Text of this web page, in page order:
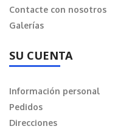
Contacte con nosotros
Galerías
SU CUENTA
Información personal
Pedidos
Direcciones